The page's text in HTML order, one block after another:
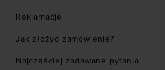
Reklamacje
Jak złożyć zamówienie?
Najczęściej zadawane pytania